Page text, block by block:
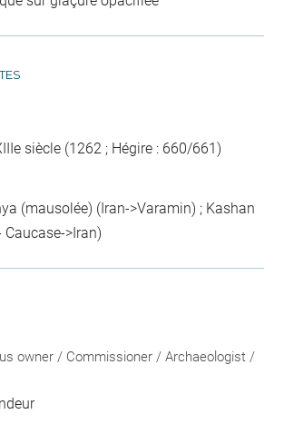
siècle (1262 ; Hégire : 660/661)
(mausolée) (Iran->Varamin) ; Kashan
>Iran)
owner / Commissioner / Archaeologist /